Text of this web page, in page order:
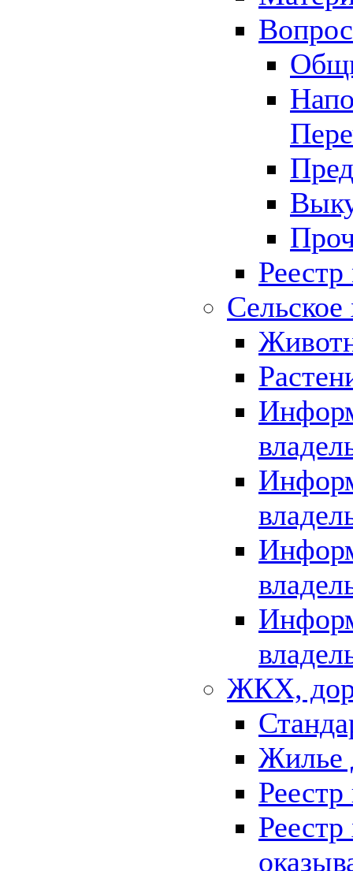
Сельское
ЖКХ,
Жилье